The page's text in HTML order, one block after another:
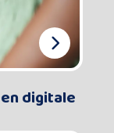
digitale